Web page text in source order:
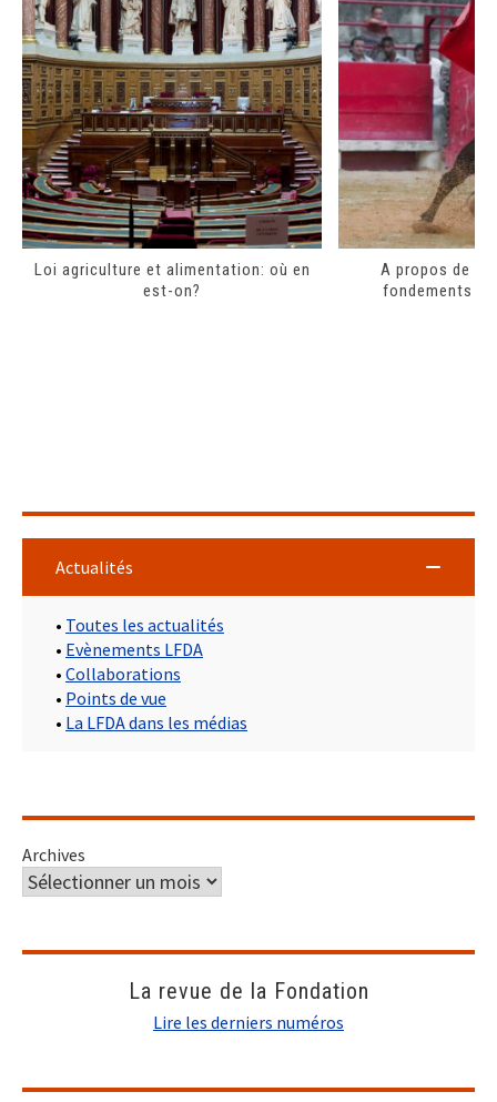
Loi agriculture et alimentation: où en
est-on?
A propos de la
fondements
Actualités
• Toutes les actualités
• Evènements LFDA
• Collaborations
• Points de vue
• La LFDA dans les médias
Archives
La revue de la Fondation
Lire les derniers numéros